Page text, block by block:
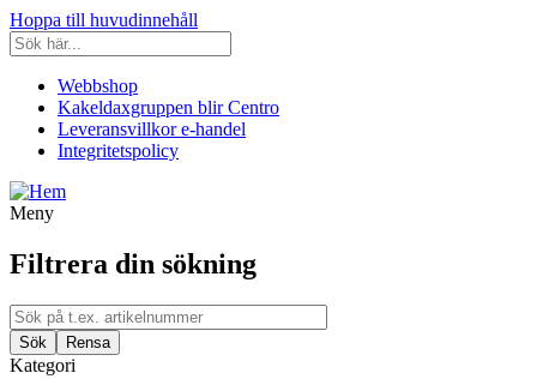
Hoppa till huvudinnehåll
Webbshop
Kakeldaxgruppen blir Centro
Leveransvillkor e-handel
Integritetspolicy
Meny
Filtrera din sökning
Kategori